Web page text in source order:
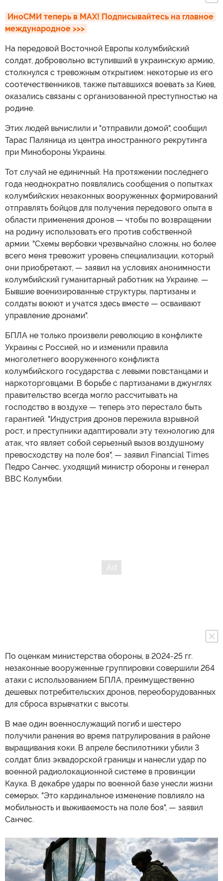
ИноСМИ теперь в MAX! Подписывайтесь на главное
международное >>>
На передовой Восточной Европы колумбийский
солдат, добровольно вступивший в украинскую армию,
столкнулся с тревожным открытием: некоторые из его
соотечественников, также пытавшихся воевать за Киев,
оказались связаны с организованной преступностью на
родине.
Этих людей вычислили и "отправили домой", сообщил
Тарас Паляница из центра иностранного рекрутинга
при Минобороны Украины.
Тот случай не единичный. На протяжении последнего
года неоднократно появлялись сообщения о попытках
колумбийских незаконных вооруженных формирований
отправлять бойцов для получения передового опыта в
области применения дронов — чтобы по возвращении
на родину использовать его против собственной
армии. "Схемы вербовки чрезвычайно сложны, но более
всего меня тревожит уровень специализации, который
они приобретают, — заявил на условиях анонимности
колумбийский гуманитарный работник на Украине. —
Бывшие военизированные структуры, партизаны и
солдаты воюют и учатся здесь вместе — осваивают
управление дронами".
БПЛА не только произвели революцию в конфликте
Украины с Россией, но и изменили правила
многолетнего вооруженного конфликта
колумбийского государства с левыми повстанцами и
наркоторговцами. В борьбе с партизанами в джунглях
правительство всегда могло рассчитывать на
господство в воздухе — теперь это перестало быть
гарантией. "Индустрия дронов пережила взрывной
рост, и преступники адаптировали эту технологию для
атак, что являет собой серьезный вызов воздушному
превосходству на поле боя", — заявил Financial Times
Педро Санчес, уходящий министр обороны и генерал
ВВС Колумбии.
По оценкам министерства обороны, в 2024-25 гг.
незаконные вооруженные группировки совершили 264
атаки с использованием БПЛА, преимущественно
дешевых потребительских дронов, переоборудованных
для сброса взрывчатки с высоты.
В мае один военнослужащий погиб и шестеро
получили ранения во время патрулирования в районе
выращивания коки. В апреле беспилотники убили 3
солдат близ эквадорской границы и нанесли удар по
военной радиолокационной системе в провинции
Каука. В декабре удары по военной базе унесли жизни
семерых. "Это кардинальное изменение повлияло на
мобильность и выживаемость на поле боя", — заявил
Санчес.